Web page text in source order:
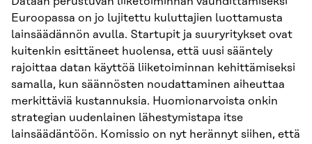
Euroopassa on jo lujitettu kuluttajien luottamusta
lainsäädännön avulla. Startupit ja suuryritykset ovat
kuitenkin esittäneet huolensa, että uusi sääntely
rajoittaa datan käyttöä liiketoiminnan kehittämiseksi
samalla, kun säännösten noudattaminen aiheuttaa
merkittäviä kustannuksia. Huomionarvoista onkin
strategian uudenlainen lähestymistapa itse
lainsäädäntöön. Komissio on nyt herännyt siihen, että